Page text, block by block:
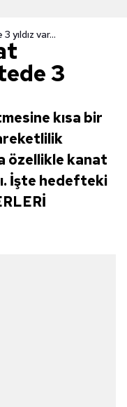
var...
3
kısa bir
özellikle kanat
İşte hedefteki